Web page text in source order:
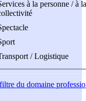
à la personne / à la
/ Logistique
du domaine